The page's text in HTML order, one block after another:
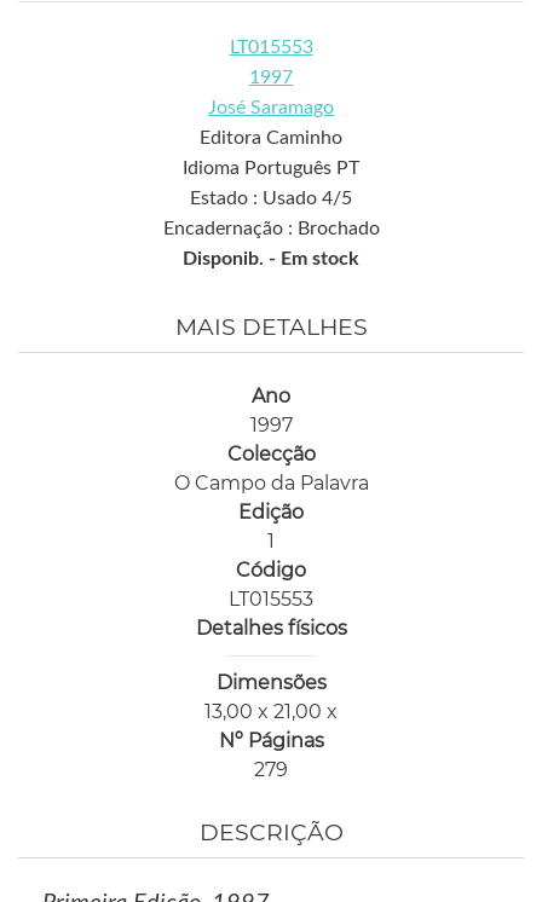
LT015553
1997
José Saramago
Editora Caminho
Idioma Português PT
Estado : Usado 4/5
Encadernação : Brochado
Disponib. - Em stock
MAIS DETALHES
Ano
1997
Colecção
O Campo da Palavra
Edição
1
Código
LT015553
Detalhes físicos
Dimensões
13,00 x 21,00 x
Nº Páginas
279
DESCRIÇÃO